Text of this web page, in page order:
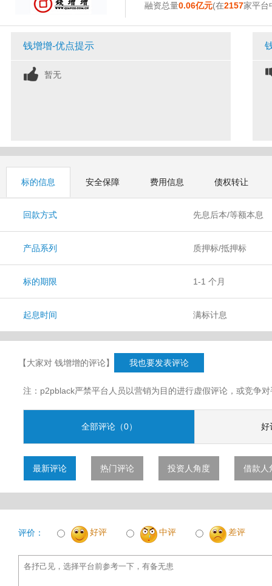
融资总量0.06亿元(在2157家平台
钱增增-优点提示
暂无
标的信息 安全保障 费用信息 债权转让
回款方式 先息后本/等额本息
产品系列 质押标/抵押标
标的期限 1-1 个月
起息时间 满标计息
【大家对 钱增增的评论】 我也要发表评论
注：p2pblack严禁平台人员以营销为目的进行虚假评论，或竞争
全部评论（0） 好
最新评论 热门评论 投资人角度 借款人
评价： 好评 中评 差评